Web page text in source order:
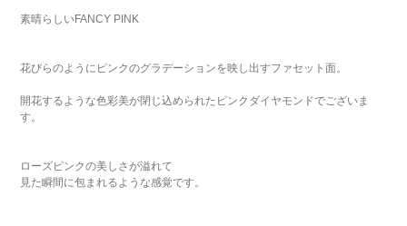
素晴らしいFANCY PINK
花びらのようにピンクのグラデーションを映し出すファセット面。
開花するような色彩美が閉じ込められたピンクダイヤモンドでございま
す。
ローズピンクの美しさが溢れて
見た瞬間に包まれるような感覚です。